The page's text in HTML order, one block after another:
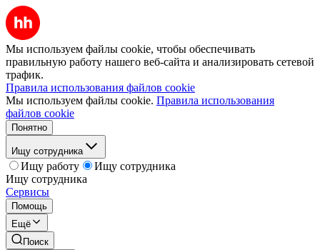
Мы используем файлы cookie, чтобы обеспечивать
правильную работу нашего веб-сайта и анализировать сетевой
трафик.
Правила использования файлов cookie
Мы используем файлы cookie. Правила использования
файлов cookie
Понятно
Ищу сотрудника
Ищу работу
Ищу сотрудника
Ищу сотрудника
Сервисы
Помощь
Ещё
Поиск